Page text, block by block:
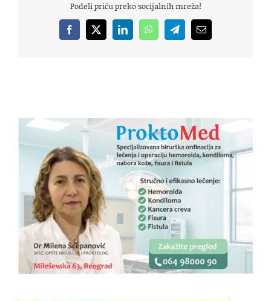
Podeli priču preko socijalnih mreža!
Facebook
X LinkedInWhatsAppTelegramEmail